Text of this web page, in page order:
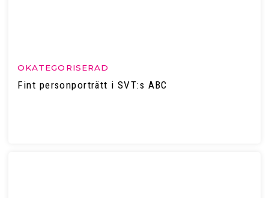
OKATEGORISERAD
Fint personporträtt i SVT:s ABC